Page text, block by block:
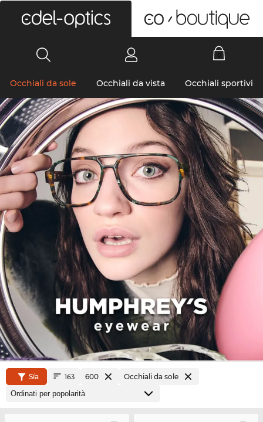
Occhiali da sole Occhiali da vista Occhiali sportivi
Sía 163 600 Occhiali da sole